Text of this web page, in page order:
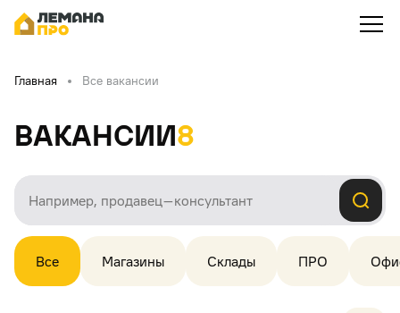
Главная Все вакансии
Вакансии8
Все Магазины Склады ПРО